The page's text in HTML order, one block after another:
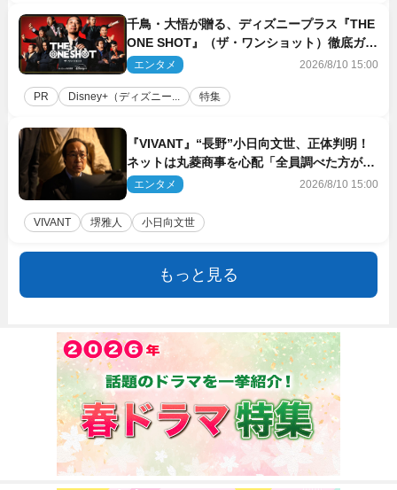
千鳥・大悟が贈る、ディズニープラス『THE
ONE SHOT』（ザ・ワンショット）徹底ガイ
ド！ 今のお笑い界に一石を投じる“真の笑
エンタメ 2026/8/10 15:00
PR Disney+（ディズニー... 特集
『VIVANT』“長野”小日向文世、正体判明！
ネットは丸菱商事を心配「全員調べた方がい
い」「魔境すぎん？？」
エンタメ 2026/8/10 15:00
VIVANT 堺雅人 小日向文世
もっと見る